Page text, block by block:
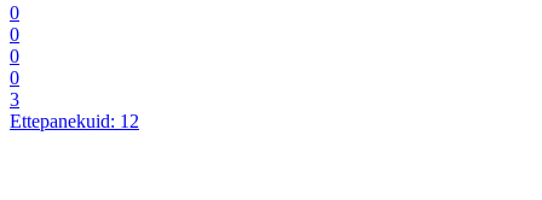
0
0
0
0
3
Ettepanekuid: 12